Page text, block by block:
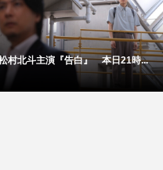
映画『オークストリートの異変』×...